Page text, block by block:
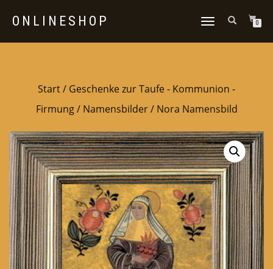
ONLINESHOP
NAVIGATION
0
Start/ Geschenke zur Taufe - Kommunion -
Firmung/ Namensbilder/ Nora Namensbild